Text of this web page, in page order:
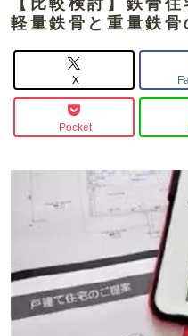
【比較検討】鉄骨
軽量鉄骨と重量鉄骨
X
Pocket